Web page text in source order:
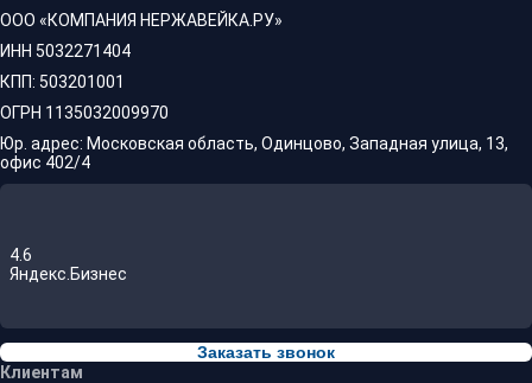
ООО «КОМПАНИЯ НЕРЖАВЕЙКА.РУ»
ИНН 5032271404
КПП: 503201001
ОГРН 1135032009970
Юр. адрес: Московская область, Одинцово, Западная улица, 13,
офис 402/4
4.6
Яндекс.Бизнес
Заказать звонок
Клиентам